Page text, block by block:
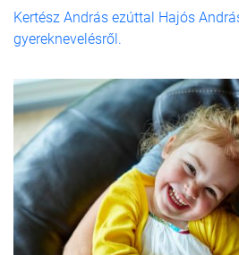
Kertész András ezúttal Hajós
gyereknevelésről.